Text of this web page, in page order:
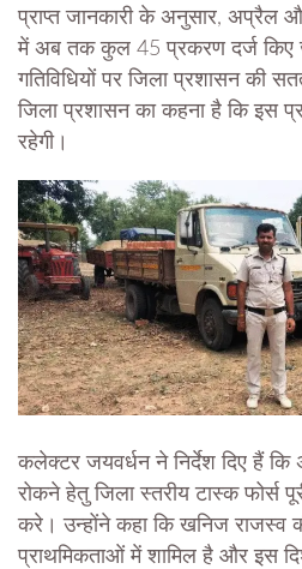
प्राप्त जानकारी के अनुसार, अप्रैल
में अब तक कुल 45 प्रकरण दर्ज किए
गतिविधियों पर जिला प्रशासन की
जिला प्रशासन का कहना है कि इस
रहेगी।
कलेक्टर जयवर्धन ने निर्देश दिए हैं
रोकने हेतु जिला स्तरीय टास्क फोर्स
करे। उन्होंने कहा कि खनिज राजस्व
प्राथमिकताओं में शामिल है और इस